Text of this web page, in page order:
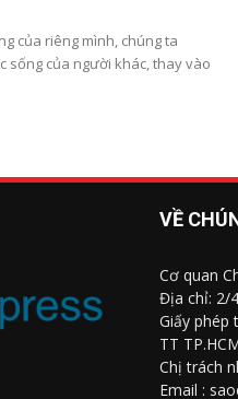
của riêng mình, chúng ta
sống của người khác, thay vào
VỀ
Cơ quan
Địa chỉ: 2/
Giấy phép
TT
Chị trách
Email :